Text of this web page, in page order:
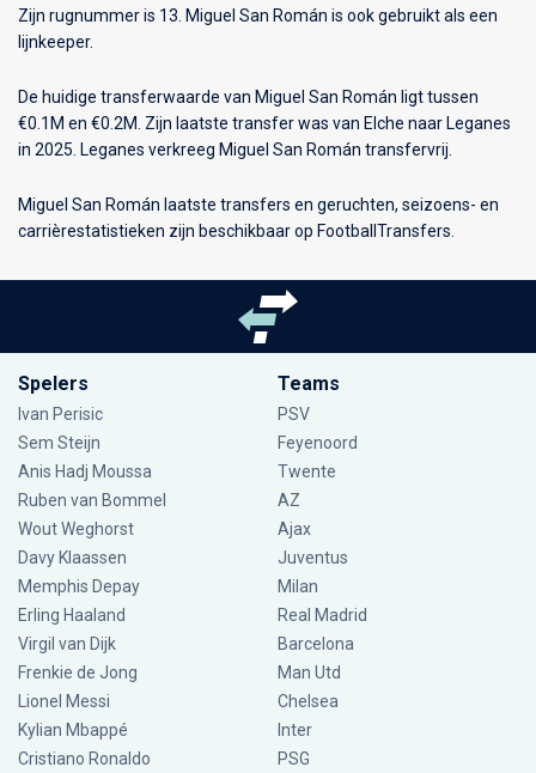
Zijn rugnummer is 13. Miguel San Román is ook gebruikt als een
lijnkeeper.
De huidige transferwaarde van Miguel San Román ligt tussen
€0.1M en €0.2M. Zijn laatste transfer was van Elche naar Leganes
in 2025. Leganes verkreeg Miguel San Román transfervrij.
Miguel San Román laatste transfers en geruchten, seizoens- en
carrièrestatistieken zijn beschikbaar op FootballTransfers.
Spelers
Ivan Perisic
Sem Steijn
Anis Hadj Moussa
Ruben van Bommel
Wout Weghorst
Davy Klaassen
Memphis Depay
Erling Haaland
Virgil van Dijk
Frenkie de Jong
Lionel Messi
Kylian Mbappé
Cristiano Ronaldo
Teams
PSV
Feyenoord
Twente
AZ
Ajax
Juventus
Milan
Real Madrid
Barcelona
Man Utd
Chelsea
Inter
PSG